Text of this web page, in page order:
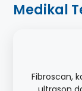
Medikal
Fibroscan,